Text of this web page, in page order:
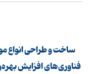
ساخت و طراحی انواع
فناوری‌های افزایش